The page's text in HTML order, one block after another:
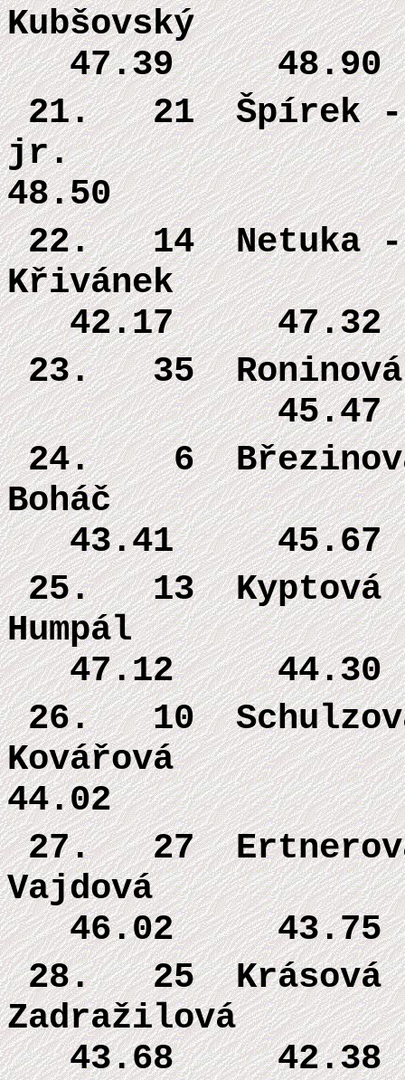
Kubšovský
47.39 48.90
21. 21Špírek -
jr.
48.50
22. 14Netuka -
42.17 47.32
23. 35
45.47
24. 6
Boháč
43.41 45.67
25. 13Kyptová
Humpál
47.12 44.30
26. 10
Kovářová
44.02
27. 27
Vajdová
46.02 43.75
28. 25Krásová
43.68 42.38